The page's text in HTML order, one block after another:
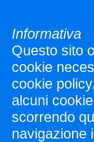
Informativa
Questo sito
cookie
cookie
alcuni
scorrendo
navigazione